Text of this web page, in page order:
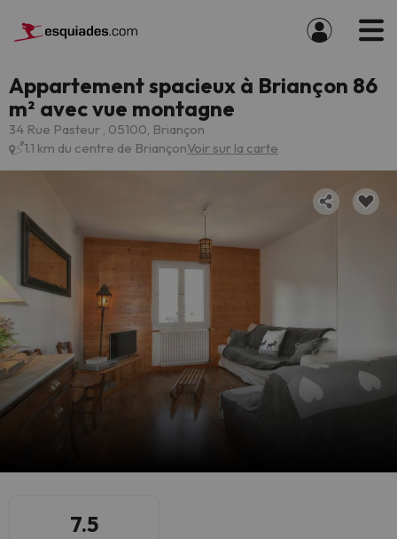
Appartement spacieux à Briançon 86
m² avec vue montagne
34 Rue Pasteur , 05100, Briançon
1.1 km du centre de BriançonVoir sur la carte
7.5